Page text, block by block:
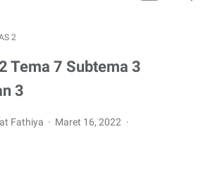
2
Tema 7 Subtema 3
3
Fathiya
Maret 16, 2022